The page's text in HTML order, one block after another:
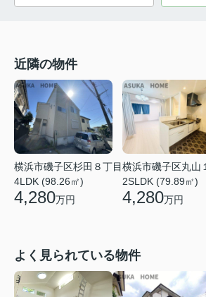
近隣の物件
横浜市磯子区杉田８丁目
4LDK (98.26㎡)
4,280万円
横浜市磯子区丸山
2SLDK (79.89㎡)
4,280万円
よく見られている物件